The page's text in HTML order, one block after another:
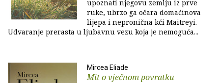
upoznati njegovu zemlju iz prve
ruke, ubrzo ga očara domaćinova
lijepa i nepronična kći Maitreyi.
Udvaranje prerasta u ljubavnu vezu koja je nemoguća...
Mircea Eliade
Mit o vječnom povratku